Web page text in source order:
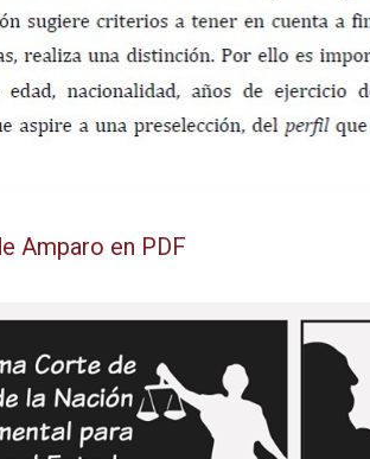
Amparo en PDF